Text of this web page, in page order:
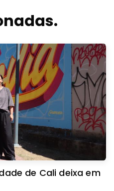
Cali deixa em